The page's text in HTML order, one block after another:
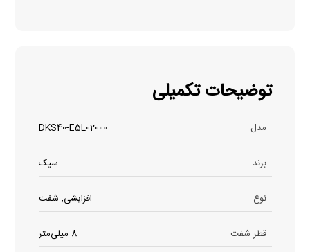
توضیحات تکمیلی
مدل DKS40-E5L02000
برند سیک
نوع افزایشی, شفت
قطر شفت 8 میلی‌متر